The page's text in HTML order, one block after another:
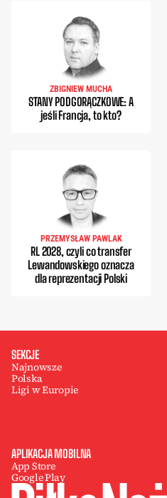
ZBIGNIEW MUCHA
STANY PODGORĄCZKOWE: A
jeśli Francja, to kto?
PRZEMYSŁAW PAWLAK
RL 2028, czyli co transfer
Lewandowskiego oznacza
dla reprezentacji Polski
SEKCJE
Najnowsze
Polska
Ligi w Europie
APLIKACJA MOBILNA
App Store
Google Play